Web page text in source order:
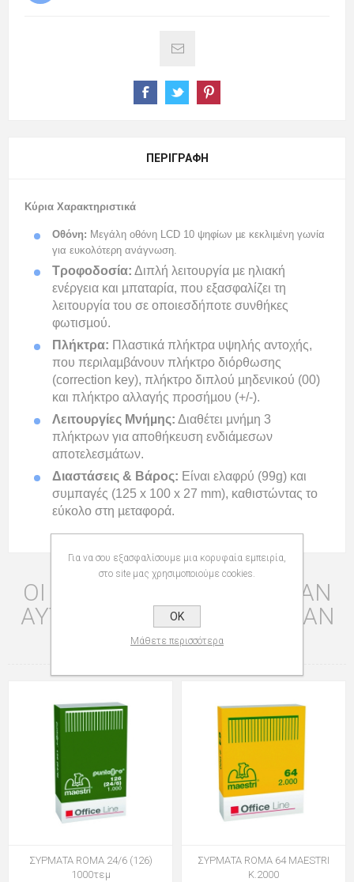
ΠΕΡΙΓΡΑΦΉ
Κύρια Χαρακτηριστικά
Οθόνη: Μεγάλη οθόνη LCD 10 ψηφίων µε κεκλιµένη γωνία
για ευκολότερη ανάγνωση.
Τροφοδοσία: Διπλή λειτουργία µε ηλιακή
ενέργεια και µπαταρία, που εξασφαλίζει τη
λειτουργία του σε οποιεσδήποτε συνθήκες
φωτισµού.
Πλήκτρα: Πλαστικά πλήκτρα υψηλής αντοχής,
που περιλαµβάνουν πλήκτρο διόρθωσης
(correction key), πλήκτρο διπλού µηδενικού (00)
και πλήκτρο αλλαγής προσήµου (+/-).
Λειτουργίες Μνήµης: Διαθέτει µνήµη 3
πλήκτρων για αποθήκευση ενδιάµεσων
αποτελεσµάτων.
Διαστάσεις & Βάρος: Είναι ελαφρύ (99g) και
συµπαγές (125 x 100 x 27 mm), καθιστώντας το
εύκολο στη µεταφορά.
ΟΙ ΠΕΛΆΤΕΣ ΠΟΥ ΑΓΌΡΑΣΑΝ
ΑΥΤΌ ΤΟ ΠΡΟΪΌΝ ΑΓΌΡΑΣΑΝ
ΕΠΊΣΗΣ
ΣΥΡΜΑΤΑ ROMA 24/6 (126)
1000τεμ
ΣΥΡΜΑΤΑ ROMA 64 MAESTRI
Κ.2000
Για να σου εξασφαλίσουμε μια κορυφαία εμπειρία,
στο site μας χρησιμοποιούμε cookies.
OK
Μάθετε περισσότερα